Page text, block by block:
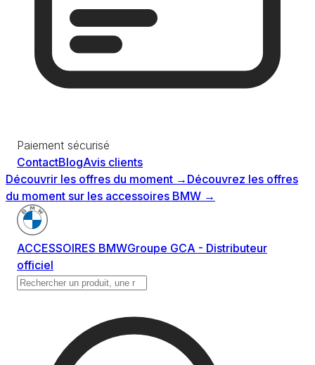
Paiement sécurisé
ContactBlogAvis clients
Découvrir les offres du moment → Découvrez les offres
du moment sur les accessoires BMW →
ACCESSOIRES BMWGroupe GCA - Distributeur
officiel